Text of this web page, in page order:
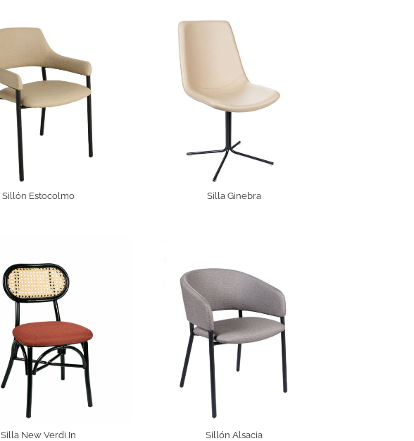
Sillón Estocolmo Silla Ginebra
Silla New Verdi In Sillón Alsacia